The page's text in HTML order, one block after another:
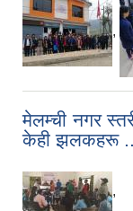
,
मेलम्ची नगर
केही झलकहरू